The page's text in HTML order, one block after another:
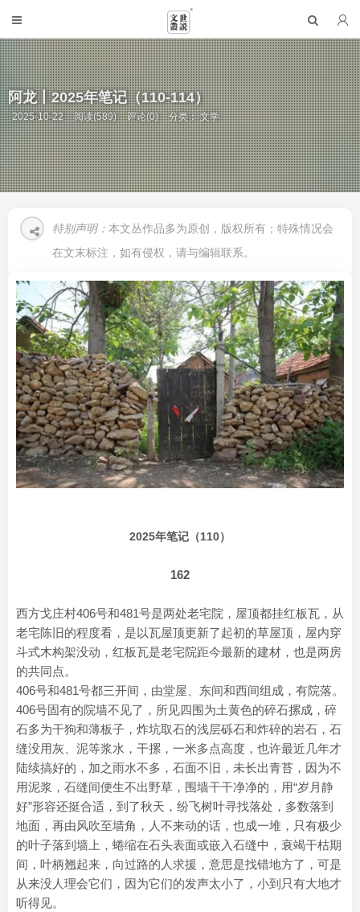
阿龙丨2025年笔记（110-114）
2025-10-22 阅读(589) 评论(0) 分类：文学
特别声明： 本文丛作品多为原创，版权所有；特殊情况会
在文末标注，如有侵权，请与编辑联系。
2025年笔记（110）
162
西方戈庄村406号和481号是两处老宅院，屋顶都挂红板瓦，从
老宅陈旧的程度看，是以瓦屋顶更新了起初的草屋顶，屋内穿
斗式木构架没动，红板瓦是老宅院距今最新的建材，也是两房
的共同点。
406号和481号都三开间，由堂屋、东间和西间组成，有院落。
406号固有的院墙不见了，所见四围为土黄色的碎石摞成，碎
石多为干狗和薄板子，炸坑取石的浅层砾石和炸碎的岩石，石
缝没用灰、泥等浆水，干摞，一米多点高度，也许最近几年才
陆续搞好的，加之雨水不多，石面不旧，未长出青苔，因为不
用泥浆，石缝间便生不出野草，围墙干干净净的，用“岁月静
好”形容还挺合适，到了秋天，纷飞树叶寻找落处，多数落到
地面，再由风吹至墙角，人不来动的话，也成一堆，只有极少
的叶子落到墙上，蜷缩在石头表面或嵌入石缝中，衰竭干枯期
间，叶柄翘起来，向过路的人求援，意思是找错地方了，可是
从来没人理会它们，因为它们的发声太小了，小到只有大地才
听得见。